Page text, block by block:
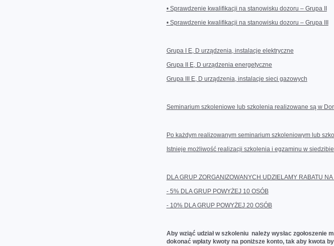
• Sprawdzenie kwalifikacji na stanowisku dozoru – Grupa II
• Sprawdzenie kwalifikacji na stanowisku dozoru – Grupa III
Grupa I E, D urządzenia, instalacje elektryczne
Grupa II E, D urządzenia energetyczne
Grupa III E, D urządzenia, instalacje sieci gazowych
Seminarium szkoleniowe lub szkolenia realizowane są w
Po każdym realizowanym seminarium szkoleniowym lub
Istnieje możliwość realizacji szkolenia i egzaminu w
DLA GRUP ZORGANIZOWANYCH UDZIELAMY RABATU
- 5% DLA GRUP POWYŻEJ 10 OSÓB
- 10% DLA GRUP POWYŻEJ 20 OSÓB
Aby wziąć udział w szkoleniu należy wysłac zgołoszenie
dokonać wpłaty kwoty na poniższe konto, tak aby kwota